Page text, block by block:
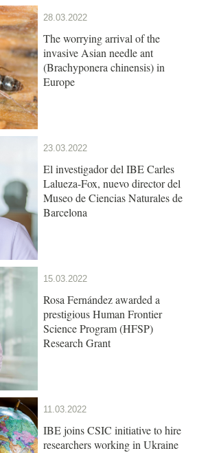
28.03.2022
The worrying arrival of the
invasive Asian needle ant
(Brachyponera chinensis) in
Europe
23.03.2022
El investigador del IBE Carles
Lalueza-Fox, nuevo director del
Museo de Ciencias Naturales de
Barcelona
15.03.2022
Rosa Fernández awarded a
prestigious Human Frontier
Science Program (HFSP)
Research Grant
11.03.2022
IBE joins CSIC initiative to hire
researchers working in Ukraine